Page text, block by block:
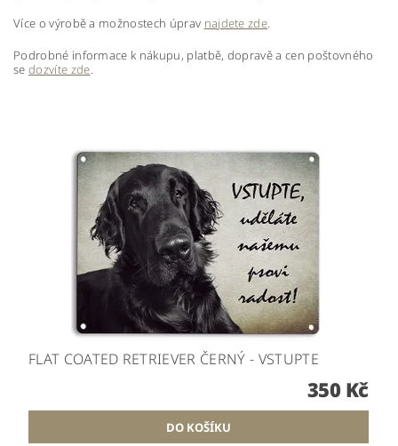
Více o výrobě a možnostech úprav najdete zde.
Podrobné informace k nákupu, platbě, dopravě a cen poštovného
se dozvíte zde.
FLAT COATED RETRIEVER ČERNÝ - VSTUPTE
350 Kč